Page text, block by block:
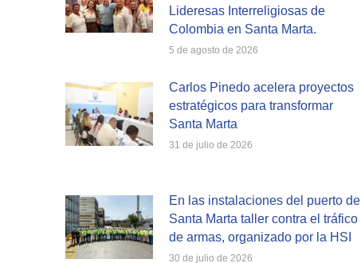
Lideresas Interreligiosas de
Colombia en Santa Marta.
5 de agosto de 2026
Carlos Pinedo acelera proyectos
estratégicos para transformar
Santa Marta
31 de julio de 2026
En las instalaciones del puerto de
Santa Marta taller contra el tráfico
de armas, organizado por la HSI
30 de julio de 2026